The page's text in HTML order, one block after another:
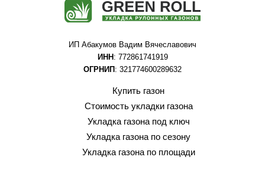
ИП Абакумов Вадим Вячеславович
ИНН: 772861741919
ОГРНИП: 321774600289632
Купить газон
Стоимость укладки газона
Укладка газона под ключ
Укладка газона по сезону
Укладка газона по площади